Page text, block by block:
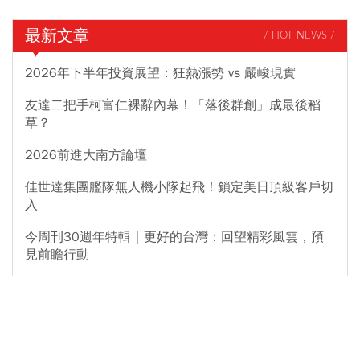
最新文章 / HOT NEWS /
2026年下半年投資展望：狂熱漲勢 vs 嚴峻現實
友達二把手柯富仁裸辭內幕！「落後群創」成最後稻
草？
2026前進大南方論壇
佳世達集團艦隊無人機小隊起飛！鎖定美日頂級客戶切
入
今周刊30週年特輯｜更好的台灣：回望精彩風雲，預
見前瞻行動